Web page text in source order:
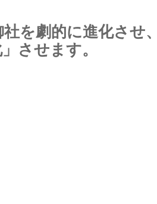
社を劇的に進化させ、
させます。